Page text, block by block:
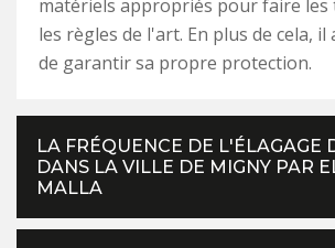
matériels appropriés pour faire les
les règles de l'art. En plus de cela,
de garantir sa propre protection.
LA FRÉQUENCE DE L'ÉLAGAGE
DANS LA VILLE DE MIGNY PAR
MALLA